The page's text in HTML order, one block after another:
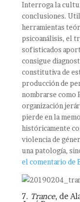
Interroga la
conclusiones.
herramientas
psicoanálisis, el
sofisticados
consigue
constitutiva de
producción de
nombrarse como
organización
pierde en la
históricamente
violencia de
una patología,
el comentario de
7. Trance, de